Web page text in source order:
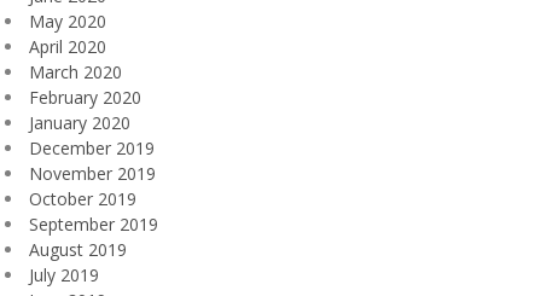
May 2020
April 2020
March 2020
February 2020
January 2020
December 2019
November 2019
October 2019
September 2019
August 2019
July 2019